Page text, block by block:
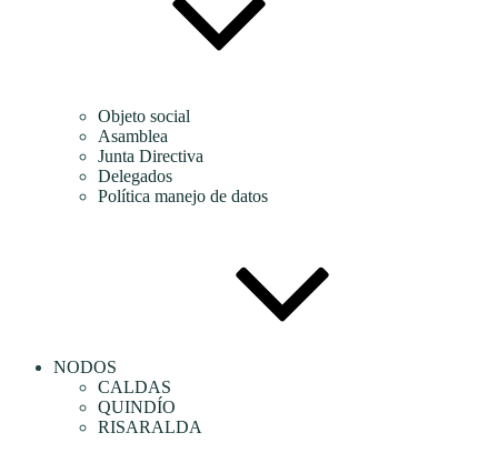
Objeto social
Asamblea
Junta Directiva
Delegados
Política manejo de datos
NODOS
CALDAS
QUINDÍO
RISARALDA